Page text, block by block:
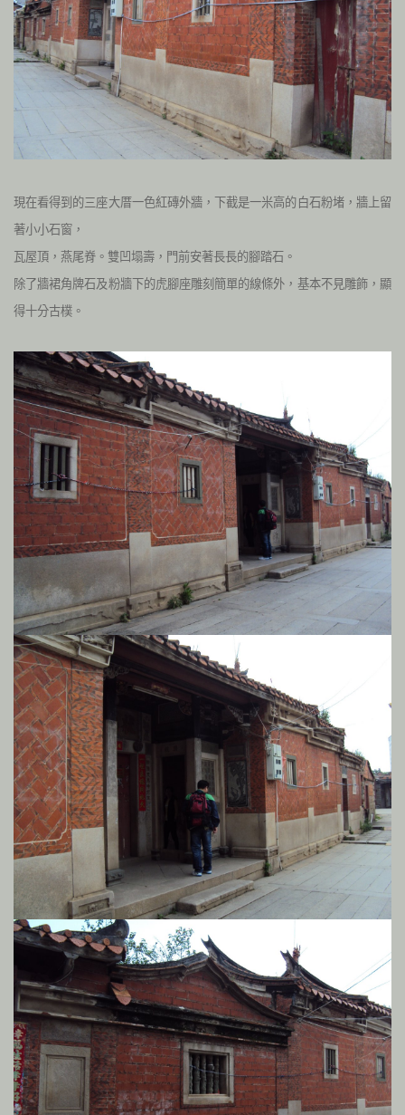
現在看得到的三座大厝一色紅磚外牆，下截是一米高的白石粉堵，牆上留
著小小石窗，
瓦屋頂，燕尾脊。 雙凹塌壽，門前安著長長的腳踏石。
除了牆裙角牌石及粉牆下的虎腳座雕刻簡單的線條外，基本不見雕飾，顯
得十分古樸。